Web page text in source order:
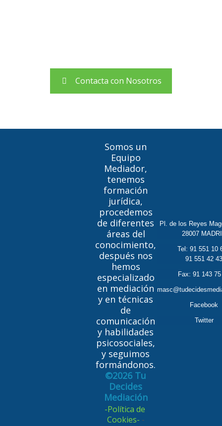
Contacta con Nosotros
Somos un
Equipo
Mediador,
tenemos
formación
jurídica,
procedemos
de diferentes
áreas del
conocimiento,
después nos
hemos
especializado
en mediación
y en técnicas
de
comunicación
y habilidades
psicosociales,
y seguimos
formándonos.
©2026 Tu
Decides
Mediación
Pl. de los Reyes
28007
Tel: 91 551 10
91 551 42 43
Fax: 91 143
Facebook
Twitter
-Política de
Cookies- -